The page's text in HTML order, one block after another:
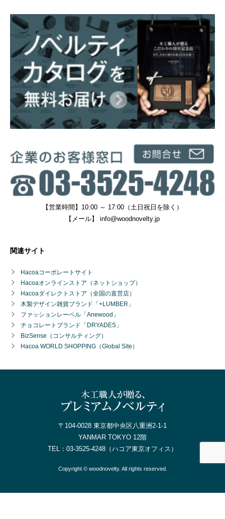
【営業時間】10:00 ～ 17:00（土日祝日を除く）
【メール】 info@woodnovelty.jp
関連サイト
Hacoaコーポレートサイト
Hacoaオンラインストア（ネットショップ）
Hacoaダイレクトストア（全国の直営店）
木製デザイン雑貨ブランド「+LUMBER」
ファッションレーベル「Anewood」
チョコレートブランド「DRYADES」
BizSense（コンサルティング）
Hacoa WORLD SHOPPING（Global Site）
〒104-0028 東京都中央区八重洲2-1-1
YANMAR TOKYO 12階
TEL： 03-3525-4248 （ハコア東京オフィス）
Copyright © woodnovelty. All rights reserved.